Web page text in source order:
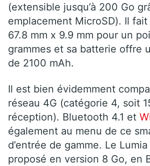
(extensible jusqu’à 200 Go
emplacement MicroSD). Il fait
67.8 mm x 9.9 mm pour un
grammes et sa batterie offre
de 2100 mAh.
Il est bien évidemment
réseau 4G (catégorie 4, soit
réception). Bluetooth 4.1 et
également au menu de ce
d’entrée de gamme. Le
proposé en version 8 Go, en